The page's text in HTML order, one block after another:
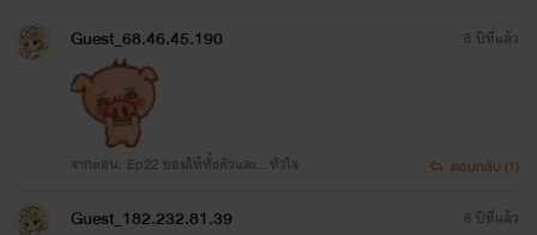
Guest_68.46.45.190
จากตอน: Ep22 ยอมให้ทั้งตัวและ...หัวใจ
8 ปีที่แล้ว
ตอบกลับ (1)
Guest_182.232.81.39 8 ปีที่แล้ว